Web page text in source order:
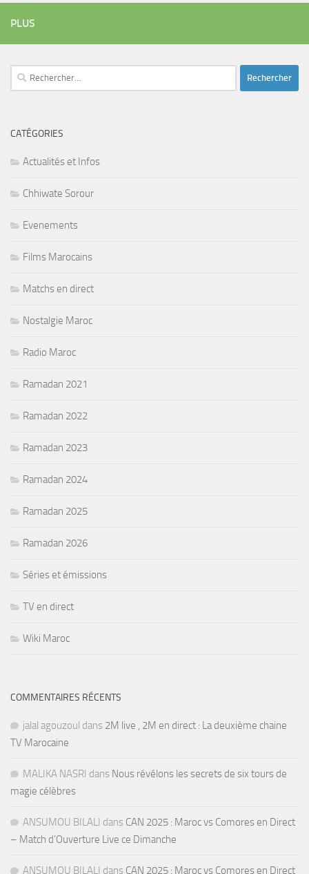
PLUS
Rechercher :
CATÉGORIES
Actualités et Infos
Chhiwate Sorour
Evenements
Films Marocains
Matchs en direct
Nostalgie Maroc
Radio Maroc
Ramadan 2021
Ramadan 2022
Ramadan 2023
Ramadan 2024
Ramadan 2025
Ramadan 2026
Séries et émissions
TV en direct
Wiki Maroc
COMMENTAIRES RÉCENTS
jalal agouzoul dans 2M live , 2M en direct : La deuxième chaine
TV Marocaine
MALIKA NASRI dans Nous révélons les secrets de six tours de
magie célèbres
ANSUMOU BILALI dans CAN 2025 : Maroc vs Comores en Direct
– Match d’Ouverture Live ce Dimanche
ANSUMOU BILALI dans CAN 2025 : Maroc vs Comores en Direct